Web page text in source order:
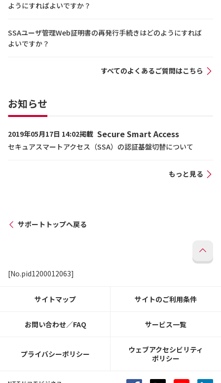
ようにすればよいですか？
SSAユーザ管理Web証明書の再発行手続きはどのようにすれば
よいですか？
すべてのよくあるご質問はこちら
お知らせ
2019年05月17日 14:02掲載 Secure Smart Access
セキュアスマートアクセス（SSA）の認証基盤切替について
もっと見る
サポートトップへ戻る
[No.pid1200012063]
サイトマップ サイトのご利用条件
お問い合わせ／FAQ サービス一覧
プライバシーポリシー
ウェブアクセシビリティ
ポリシー